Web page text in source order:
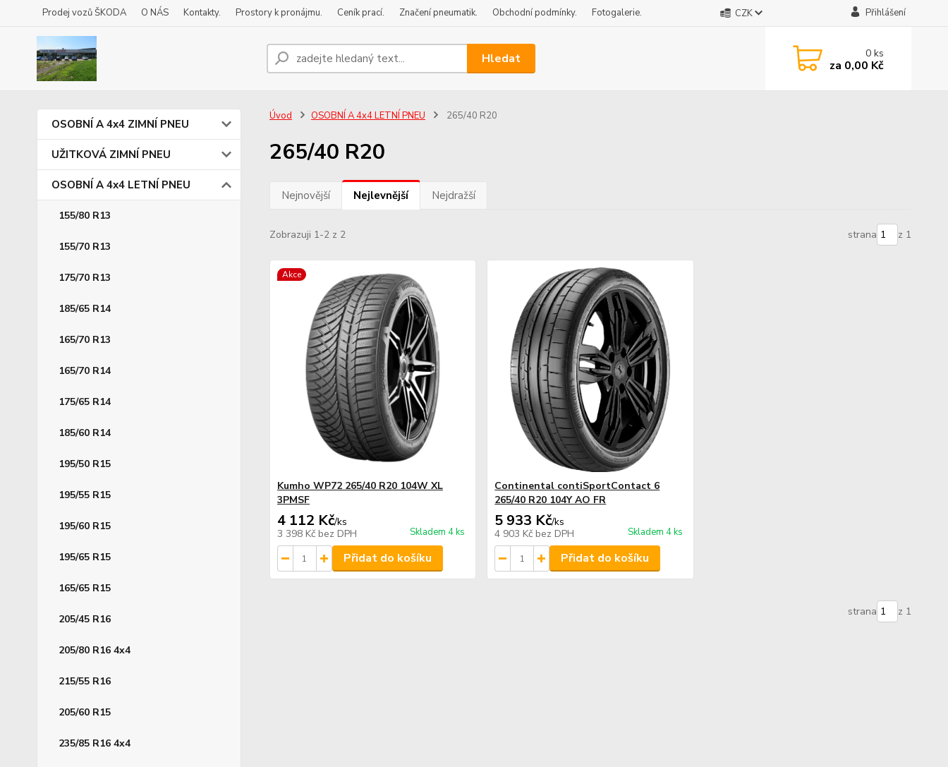
Prodej vozů ŠKODA O NÁS Kontakty. Prostory k pronájmu. Ceník prací. Značení pneumatik. Obchodní podmínky. Fotogalerie. CZK Přihlášení
Hledat 0ks
za 0,00 Kč
OSOBNÍ A 4x4 ZIMNÍ PNEU
UŽITKOVÁ ZIMNÍ PNEU
OSOBNÍ A 4x4 LETNÍ PNEU
155/80 R13
155/70 R13
175/70 R13
185/65 R14
165/70 R13
165/70 R14
175/65 R14
185/60 R14
195/50 R15
195/55 R15
195/60 R15
195/65 R15
165/65 R15
205/45 R16
205/80 R16 4x4
215/55 R16
205/60 R15
235/85 R16 4x4
Úvod OSOBNÍ A 4x4 LETNÍ PNEU 265/40 R20
265/40 R20
Nejnovější Nejlevnější Nejdražší
Zobrazuji 1-2 z 2 strana z 1
Akce
Kumho WP72 265/40 R20 104W XL
3PMSF
4 112 Kč/ks
3 398 Kč bez DPH Skladem 4 ks
Přidat do košíku
Continental contiSportContact 6
265/40 R20 104Y AO FR
5 933 Kč/ks
4 903 Kč bez DPH Skladem 4 ks
Přidat do košíku
strana z 1